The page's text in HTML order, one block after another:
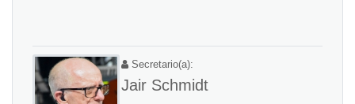
Secretario(a):
Jair Schmidt